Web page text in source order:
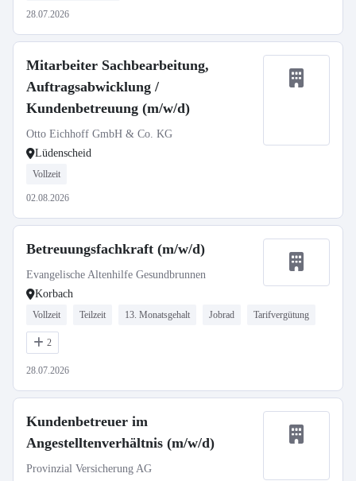
28.07.2026
Mitarbeiter Sachbearbeitung,
Auftragsabwicklung /
Kundenbetreuung (m/w/d)
Otto Eichhoff GmbH & Co. KG
Lüdenscheid
Vollzeit
02.08.2026
Betreuungsfachkraft (m/w/d)
Evangelische Altenhilfe Gesundbrunnen
Korbach
Vollzeit Teilzeit 13. Monatsgehalt Jobrad Tarifvergütung
2
28.07.2026
Kundenbetreuer im
Angestelltenverhältnis (m/w/d)
Provinzial Versicherung AG